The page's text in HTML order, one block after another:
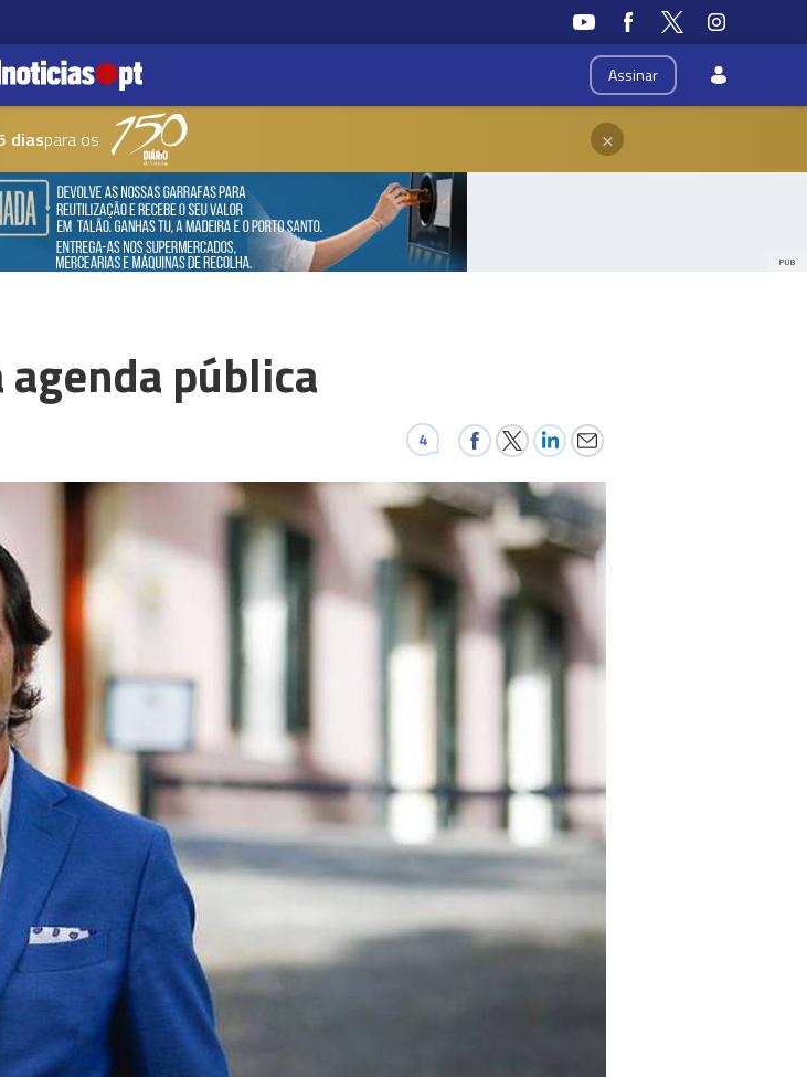
Assinar
diaspara os ×
PUB
pública
4